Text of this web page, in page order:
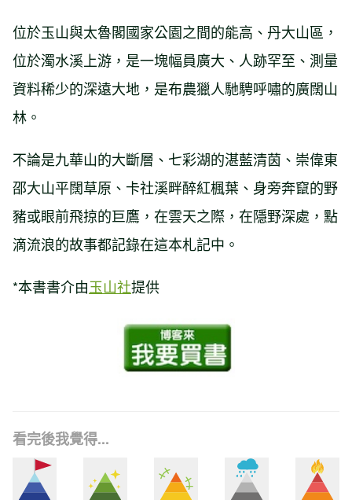
位於玉山與太魯閣國家公園之間的能高、丹大山區，
位於濁水溪上游，是一塊幅員廣大、人跡罕至、測量
資料稀少的深遠大地，是布農獵人馳騁呼嘯的廣闊山
林。
不論是九華山的大斷層、七彩湖的湛藍清茵、崇偉東
邵大山平闊草原、卡社溪畔醉紅楓葉、身旁奔竄的野
豬或眼前飛掠的巨鷹，在雲天之際，在隱野深處，點
滴流浪的故事都記錄在這本札記中。
*本書書介由玉山社提供
看完後我覺得...